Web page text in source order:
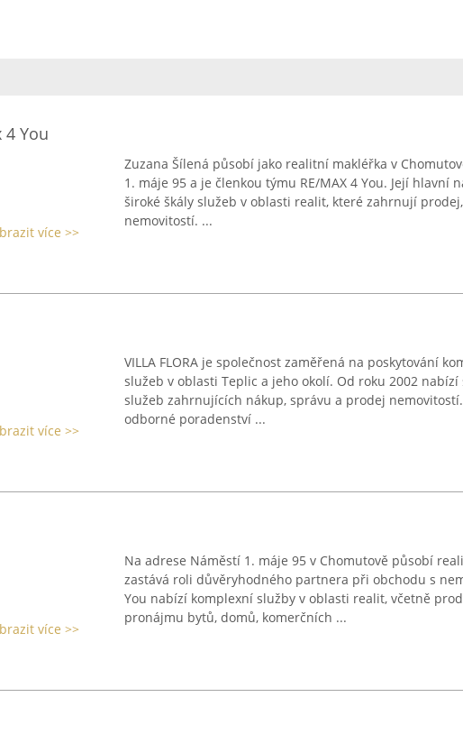
You
více >>
Zuzana Šílená působí jako realitní makléřka v
1. máje 95 a je členkou týmu RE/MAX 4 You. Její hlavní
široké škály služeb v oblasti realit, které zahrnují
nemovitostí. ...
více >>
VILLA FLORA je společnost zaměřená na poskytování
služeb v oblasti Teplic a jeho okolí. Od roku 2002
služeb zahrnujících nákup, správu a prodej
odborné poradenství ...
více >>
Na adrese Náměstí 1. máje 95 v Chomutově působí
zastává roli důvěryhodného partnera při obchodu s
You nabízí komplexní služby v oblasti realit, včetně
pronájmu bytů, domů, komerčních ...